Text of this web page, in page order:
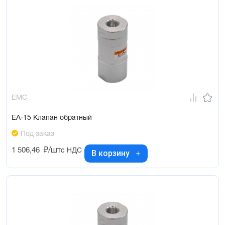
EMC
EA-15 Клапан обратный
Под заказ
1 506,46 ₽/штс НДС В корзину